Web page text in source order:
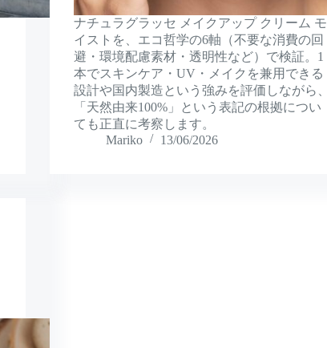
ナチュラグラッセ メイクアップ クリーム モ
イストを、エコ哲学の6軸（不要な消費の回
避・環境配慮素材・透明性など）で検証。1
本でスキンケア・UV・メイクを兼用できる
設計や国内製造という強みを評価しながら、
「天然由来100%」という表記の根拠につい
ても正直に考察します。
Mariko
13/06/2026